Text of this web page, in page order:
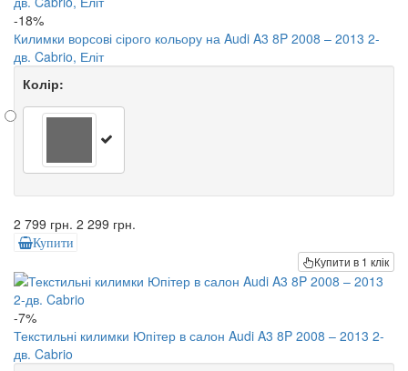
-18%
Килимки ворсові сірого кольору на Audi A3 8P 2008 – 2013 2-
дв. Cabrio, Еліт
Колір:
2 799 грн. 2 299 грн.
Купити
Купити в 1 клік
-7%
Текстильні килимки Юпітер в салон Audi A3 8P 2008 – 2013 2-
дв. Cabrio